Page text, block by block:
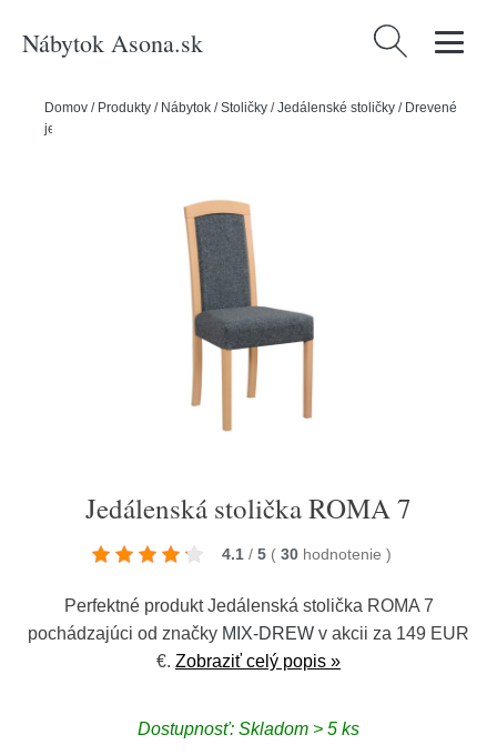
Nábytok Asona.sk Hľadať:
Domov / Produkty / Nábytok /Stoličky /Jedálenské stoličky / Drevené
jedálenské stoličky
Jedálenská stolička ROMA 7
4.1 / 5 ( 30 hodnotenie )
Perfektné produkt Jedálenská stolička ROMA 7
pochádzajúci od značky MIX-DREW v akcii za 149 EUR
€. Zobraziť celý popis »
Dostupnosť: Skladom > 5 ks